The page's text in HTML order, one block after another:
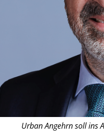
Urban Angehrn soll ins